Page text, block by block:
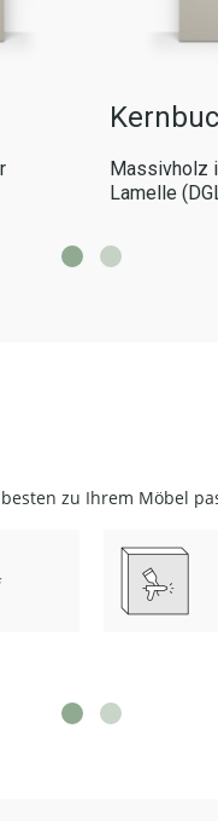
Massivholz
Lamelle
zu Ihrem Möbel